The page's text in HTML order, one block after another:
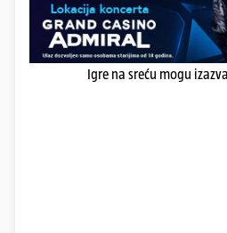
Igre na sreću mogu